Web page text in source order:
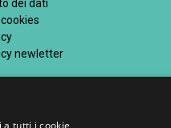
dei dati
newletter
a tutti i cookie